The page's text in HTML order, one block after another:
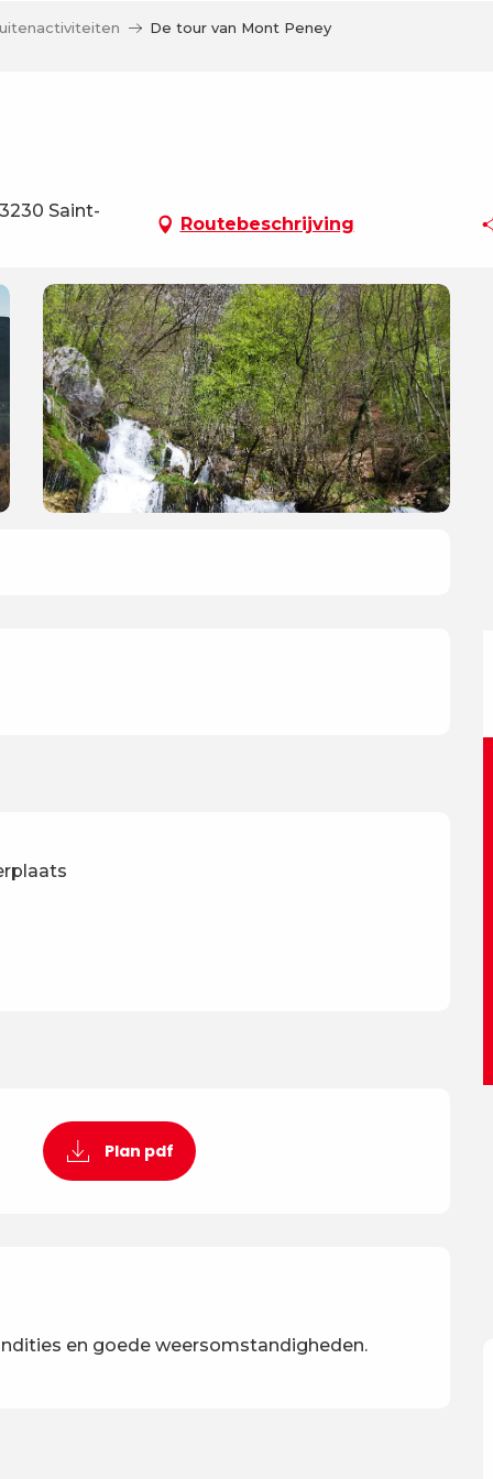
De tour van Mont Peney
Saint-
Routebeschrijving
Plan pdf
en goede weersomstandigheden.